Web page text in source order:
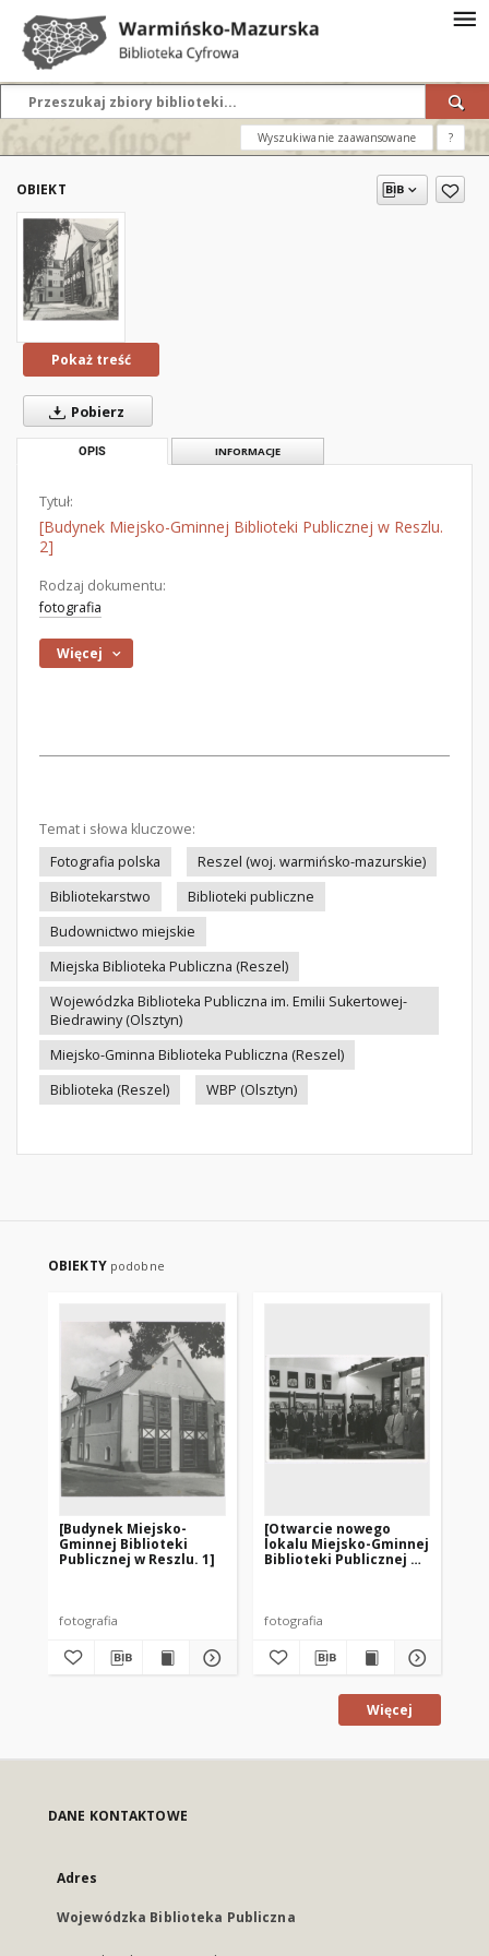
Wyszukiwanie zaawansowane ?
OBIEKT
Pokaż treść
Pobierz
OPIS INFORMACJE
Tytuł:
[Budynek Miejsko-Gminnej Biblioteki Publicznej w Reszlu.
2]
Rodzaj dokumentu:
fotografia
Więcej
Temat i słowa kluczowe:
Fotografia polska
Reszel (woj. warmińsko-mazurskie)
Bibliotekarstwo
Biblioteki publiczne
Budownictwo miejskie
Miejska Biblioteka Publiczna (Reszel)
Wojewódzka Biblioteka Publiczna im. Emilii Sukertowej-
Biedrawiny (Olsztyn)
Miejsko-Gminna Biblioteka Publiczna (Reszel)
Biblioteka (Reszel)
WBP (Olsztyn)
OBIEKTY podobne
[Budynek Miejsko-
Gminnej Biblioteki
Publicznej w Reszlu. 1]
fotografia
[Otwarcie nowego
lokalu Miejsko-Gminnej
Biblioteki Publicznej w
fotografia
Więcej
DANE KONTAKTOWE
Adres
Wojewódzka Biblioteka Publiczna